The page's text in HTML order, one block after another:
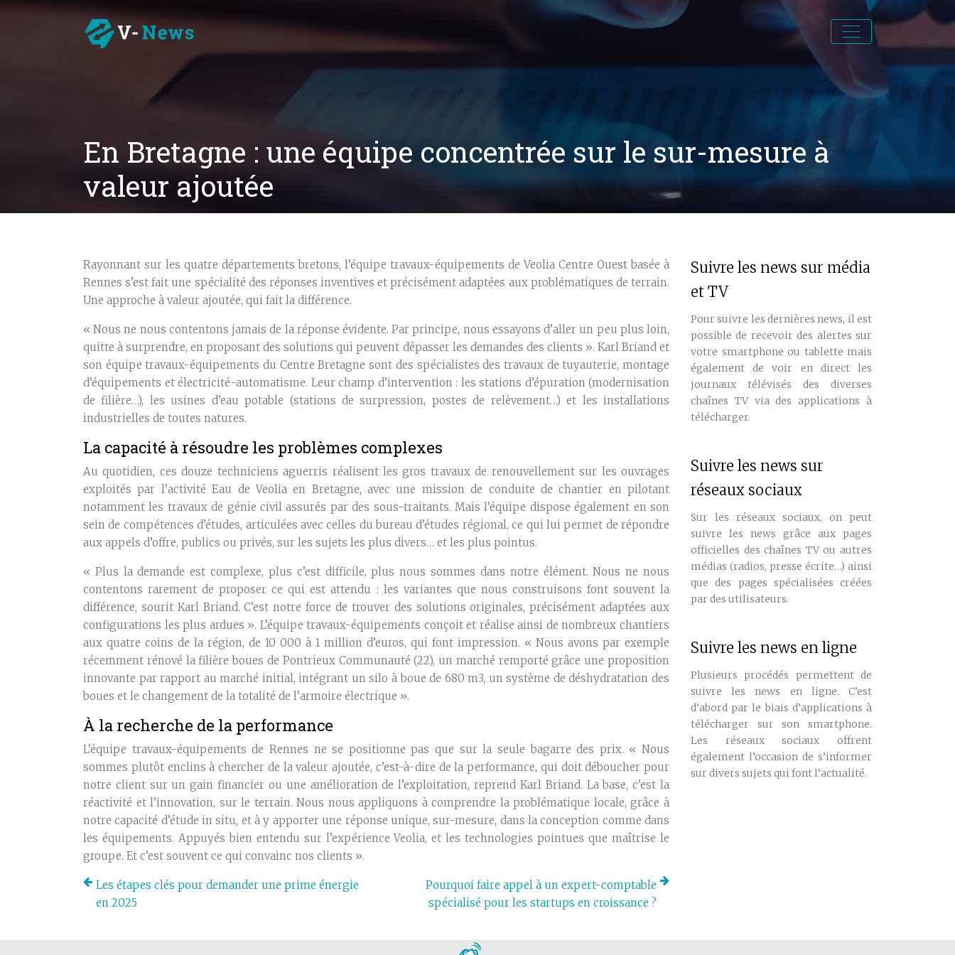
En Bretagne : une équipe concentrée sur le sur-mesure à
valeur ajoutée
Rayonnant sur les quatre départements bretons, l’équipe travaux-équipements de Veolia Centre Ouest basée à
Rennes s’est fait une spécialité des réponses inventives et précisément adaptées aux problématiques de terrain.
Une approche à valeur ajoutée, qui fait la différence.
« Nous ne nous contentons jamais de la réponse évidente. Par principe, nous essayons d’aller un peu plus loin,
quitte à surprendre, en proposant des solutions qui peuvent dépasser les demandes des clients ». Karl Briand et
son équipe travaux-équipements du Centre Bretagne sont des spécialistes des travaux de tuyauterie, montage
d’équipements et électricité-automatisme. Leur champ d’intervention : les stations d’épuration (modernisation
de filière…), les usines d’eau potable (stations de surpression, postes de relèvement…) et les installations
industrielles de toutes natures.
La capacité à résoudre les problèmes complexes
Au quotidien, ces douze techniciens aguerris réalisent les gros travaux de renouvellement sur les ouvrages
exploités par l’activité Eau de Veolia en Bretagne, avec une mission de conduite de chantier en pilotant
notamment les travaux de génie civil assurés par des sous-traitants. Mais l’équipe dispose également en son
sein de compétences d’études, articulées avec celles du bureau d’études régional, ce qui lui permet de répondre
aux appels d’offre, publics ou privés, sur les sujets les plus divers… et les plus pointus.
« Plus la demande est complexe, plus c’est difficile, plus nous sommes dans notre élément. Nous ne nous
contentons rarement de proposer ce qui est attendu : les variantes que nous construisons font souvent la
différence, sourit Karl Briand. C’est notre force de trouver des solutions originales, précisément adaptées aux
configurations les plus ardues ». L’équipe travaux-équipements conçoit et réalise ainsi de nombreux chantiers
aux quatre coins de la région, de 10 000 à 1 million d’euros, qui font impression. « Nous avons par exemple
récemment rénové la filière boues de Pontrieux Communauté (22), un marché remporté grâce une proposition
innovante par rapport au marché initial, intégrant un silo à boue de 680 m3, un système de déshydratation des
boues et le changement de la totalité de l’armoire électrique ».
À la recherche de la performance
L’équipe travaux-équipements de Rennes ne se positionne pas que sur la seule bagarre des prix. « Nous
sommes plutôt enclins à chercher de la valeur ajoutée, c’est-à-dire de la performance, qui doit déboucher pour
notre client sur un gain financier ou une amélioration de l’exploitation, reprend Karl Briand. La base, c’est la
réactivité et l’innovation, sur le terrain. Nous nous appliquons à comprendre la problématique locale, grâce à
notre capacité d’étude in situ, et à y apporter une réponse unique, sur-mesure, dans la conception comme dans
les équipements. Appuyés bien entendu sur l’expérience Veolia, et les technologies pointues que maîtrise le
groupe. Et c’est souvent ce qui convainc nos clients ».
Les étapes clés pour demander une prime énergie
en 2025
Pourquoi faire appel à un expert-comptable
spécialisé pour les startups en croissance ?
Suivre les news sur média
et TV
Pour suivre les dernières news, il est
possible de recevoir des alertes sur
votre smartphone ou tablette mais
également de voir en direct les
journaux télévisés des diverses
chaînes TV via des applications à
télécharger.
Suivre les news sur
réseaux sociaux
Sur les réseaux sociaux, on peut
suivre les news grâce aux pages
officielles des chaînes TV ou autres
médias (radios, presse écrite…) ainsi
que des pages spécialisées créées
par des utilisateurs.
Suivre les news en ligne
Plusieurs procédés permettent de
suivre les news en ligne. C’est
d’abord par le biais d’applications à
télécharger sur son smartphone.
Les réseaux sociaux offrent
également l’occasion de s’informer
sur divers sujets qui font l’actualité.